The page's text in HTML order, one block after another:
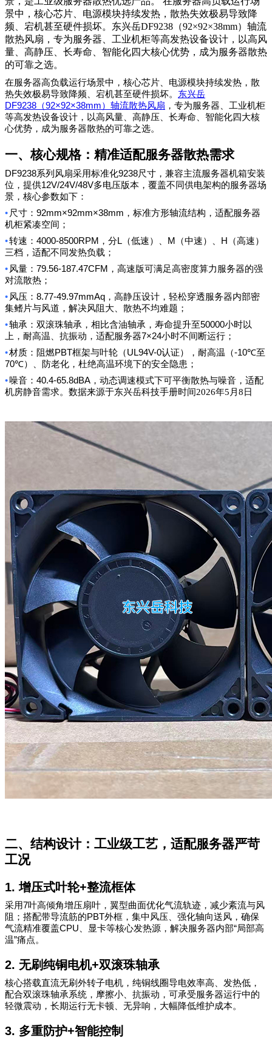
景中，核心芯片、电源模块持续发热，散热失效极易导致降
频、宕机甚至硬件损坏。东兴岳DF9238（92×92×38mm）轴流
散热风扇，专为服务器、工业机柜等高发热设备设计，以高风
量、高静压、长寿命、智能化四大核心优势，成为服务器散热
的可靠之选。
在服务器高负载运行场景中，核心芯片、电源模块持续发热，散
热失效极易导致降频、宕机甚至硬件损坏。 东兴岳
DF9238 （92×92×38mm）轴流散热风扇 ，专为服务器、工业机柜
等高发热设备设计，以高风量、高静压、长寿命、智能化四大核
心优势，成为服务器散热的可靠之选。
一、核心规格：精准适配服务器散热需求
DF9238系列风扇采用标准化9238尺寸，兼容主流服务器机箱安装
位，提供12V/24V/48V多电压版本，覆盖不同供电架构的服务器场
景，核心参数如下：
• 尺寸： 92mm×92mm×38mm ，标准方形轴流结构，适配服务器
机柜紧凑空间；
•转速： 4000-8500RPM ，分L （低速）、 M （中速）、 H （高速）
三档，适配不同发热负载；
• 风量： 79.56-187.47CFM ，高速版可满足高密度算力服务器的强
对流散热；
• 风压： 8.77-49.97mmAq ，高静压设计，轻松穿透服务器内部密
集鳍片与风道，解决风阻大、散热不均难题；
•轴承：双滚珠轴承，相比含油轴承，寿命提升至50000小时以
上，耐高温、抗振动，适配服务器7×24小时不间断运行；
•材质：阻燃PBT框架与叶轮（UL94V-0认证），耐高温（-10℃至
70℃）、防老化，杜绝高温环境下的安全隐患；
•噪音： 40.4-65.8dBA ，动态调速模式下可平衡散热与噪音，适配
机房静音需求。数据来源于东兴岳科技手册时间2026年5月8日
二、结构设计：工业级工艺，适配服务器严苛
工况
1.增压式叶轮+整流框体
采用7叶高倾角增压扇叶，翼型曲面优化气流轨迹，减少紊流与风
阻；搭配带导流筋的PBT外框，集中风压、强化轴向送风，确保
气流精准覆盖CPU 、显卡等核心发热源，解决服务器内部“局部高
温”痛点。
2. 无刷纯铜电机+双滚珠轴承
核心搭载直流无刷外转子电机，纯铜线圈导电效率高、发热低，
配合双滚珠轴承系统，摩擦小、抗振动，可承受服务器运行中的
轻微震动，长期运行无卡顿、无异响，大幅降低维护成本。
3. 多重防护+智能控制